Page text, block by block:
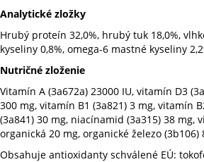
Analytické zložky
Hrubý proteín 32,0%, hrubý tuk 18,0%,
kyseliny 0,8%, omega-6 mastné kyseliny
Nutričné zloženie
Vitamín A (3a672a) 23000 IU, vitamín D3
300 mg, vitamín B1 (3a821) 3 mg, vitamín
(3a841) 30 mg, niacínamid (3a315) 38 mg,
organická 20 mg, organické železo
Obsahuje antioxidanty schválené EÚ: